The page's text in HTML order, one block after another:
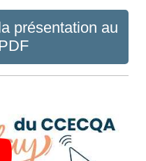
présentation au